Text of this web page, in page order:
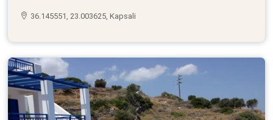
36.145551, 23.003625, Kapsali